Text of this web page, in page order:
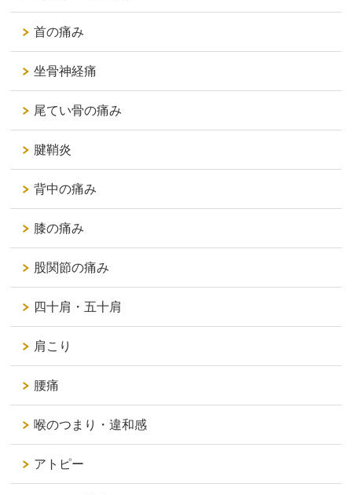
首の痛み
坐骨神経痛
尾てい骨の痛み
腱鞘炎
背中の痛み
膝の痛み
股関節の痛み
四十肩・五十肩
肩こり
腰痛
喉のつまり・違和感
アトピー